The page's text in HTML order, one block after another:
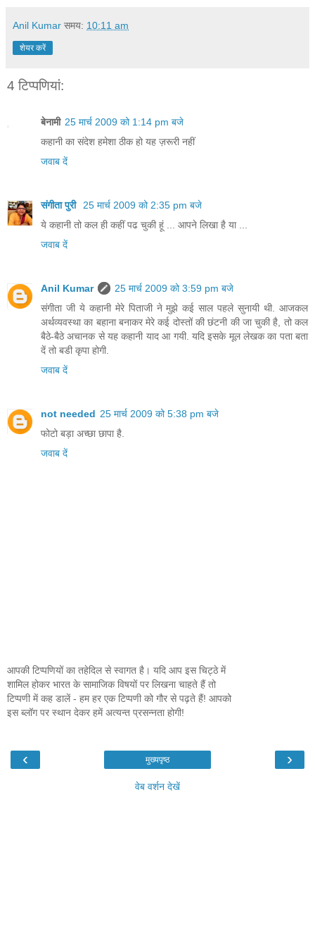
Anil Kumar समय: 10:11 am
शेयर करें
4 टिप्‍पणियां:
बेनामी 25 मार्च 2009 को 1:14 pm बजे
कहानी का संदेश हमेशा ठीक हो यह ज़रूरी नहीं
जवाब दें
संगीता पुरी
25 मार्च 2009 को 2:35 pm बजे
ये कहानी तो कल ही कहीं पढ चुकी हूं ... आपने लिखा है या ...
जवाब दें
Anil Kumar
25 मार्च 2009 को 3:59 pm बजे
संगीता जी ये कहानी मेरे पिताजी ने मुझे कई साल पहले सुनायी थी. आजकल
अर्थव्यवस्था का बहाना बनाकर मेरे कई दोस्तों की छंटनी की जा चुकी है, तो कल
बैठे-बैठे अचानक से यह कहानी याद आ गयी. यदि इसके मूल लेखक का पता बता
दें तो बडी कृपा होगी.
जवाब दें
not needed 25 मार्च 2009 को 5:38 pm बजे
फोटो बड़ा अच्छा छापा है.
जवाब दें
आपकी टिप्पणियों का तहेदिल से स्वागत है। यदि आप इस चिट्ठे में
शामिल होकर भारत के सामाजिक विषयों पर लिखना चाहते हैं तो
टिप्पणी में कह डालें - हम हर एक टिप्पणी को गौर से पढ़ते हैं! आपको
इस ब्लॉग पर स्थान देकर हमें अत्यन्त प्रसन्नता होगी!
‹ ›
मुख्यपृष्ठ
वेब वर्शन देखें